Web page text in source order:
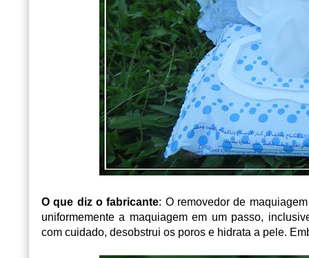
O que diz o fabricante: O removedor de
uniformemente a maquiagem em um passo,
com cuidado, desobstrui os poros e hidrata a pele.